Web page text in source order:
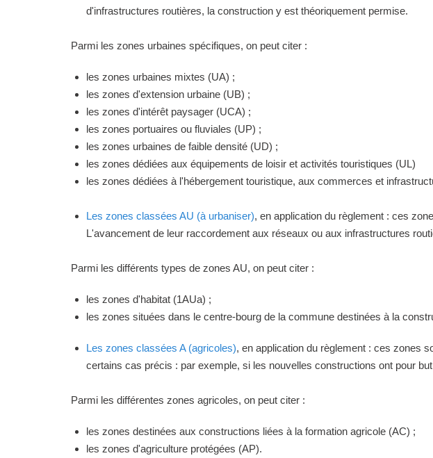
d'infrastructures routières, la construction y est théoriquement permise.
Parmi les zones urbaines spécifiques, on peut citer :
les zones urbaines mixtes (UA) ;
les zones d'extension urbaine (UB) ;
les zones d'intérêt paysager (UCA) ;
les zones portuaires ou fluviales (UP) ;
les zones urbaines de faible densité (UD) ;
les zones dédiées aux équipements de loisir et activités touristiques (UL)
les zones dédiées à l'hébergement touristique, aux commerces et
Les zones classées AU (à urbaniser), en application du règlement : ces
L'avancement de leur raccordement aux réseaux ou aux infrastructures
Parmi les différents types de zones AU, on peut citer :
les zones d'habitat (1AUa) ;
les zones situées dans le centre-bourg de la commune destinées à la
Les zones classées A (agricoles), en application du règlement : ces zones
certains cas précis : par exemple, si les nouvelles constructions ont pour
Parmi les différentes zones agricoles, on peut citer :
les zones destinées aux constructions liées à la formation agricole (AC) ;
les zones d'agriculture protégées (AP).